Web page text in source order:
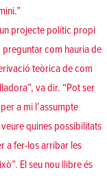
projecte polític propi
com hauria de
teòrica de com
va dir. “Pot ser
a mi l’assumpte
quines possibilitats
a fer-los arribar les
El seu nou llibre és